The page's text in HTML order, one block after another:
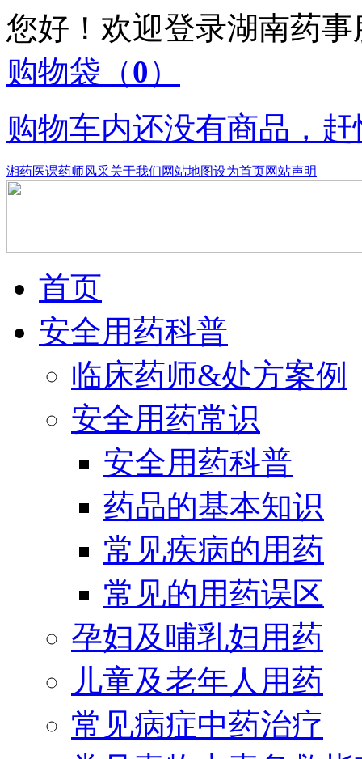
您好！欢迎登录湖南药
购物袋 （0）
购物车内还没有商品，
湘药医课药师风采关于我们网站地图设为首页网站声明
首页
安全用药科普
临床药师&处方案例
安全用药常识
安全用药科普
药品的基本知识
常见疾病的用药
常见的用药误区
孕妇及哺乳妇用药
儿童及老年人用药
常见病症中药治疗